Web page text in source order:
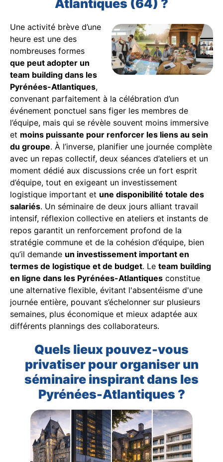
Atlantiques (64) ?
Une activité brève d’une
heure est une des
nombreuses formes
que peut adopter un
team building dans les
Pyrénées-Atlantiques,
convenant parfaitement à la célébration d’un
événement ponctuel sans figer les membres de
l’équipe, mais qui se révèle souvent moins immersive
et moins puissante pour renforcer les liens au sein
du groupe. À l’inverse, planifier une journée complète
avec un repas collectif, deux séances d’ateliers et un
moment dédié aux discussions crée un fort esprit
d’équipe, tout en exigeant un investissement
logistique important et une disponibilité totale des
salariés. Un séminaire de deux jours alliant travail
intensif, réflexion collective en ateliers et instants de
repos garantit un renforcement profond de la
stratégie commune et de la cohésion d’équipe, bien
qu’il demande un investissement important en
termes de logistique et de budget. Le team building
en ligne dans les Pyrénées-Atlantiques constitue
une alternative flexible, évitant l'absentéisme d'une
journée entière, pouvant s’échelonner sur plusieurs
semaines, plus économique et mieux adaptée aux
différents plannings des collaborateurs.
Quels lieux pouvez-vous
privatiser pour organiser un
séminaire inspirant dans les
Pyrénées-Atlantiques ?